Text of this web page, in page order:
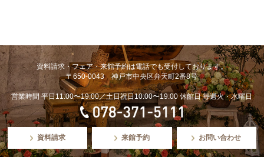
資料請求・フェア・来館予約は電話でも受付しております。
〒650-0043 神戸市中央区弁天町2番8号
営業時間 平日11:00〜19:00／土日祝日10:00〜19:00 休館日 毎週火・水曜日
資料請求 来館予約 お問い合わせ